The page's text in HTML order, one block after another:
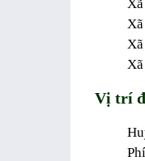
Vị trí